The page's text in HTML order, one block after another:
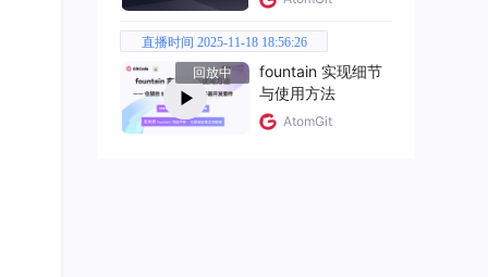
直播时间 2025-11-18 18:56:26
回放中
fountain 实现细节
与使用方法
AtomGit